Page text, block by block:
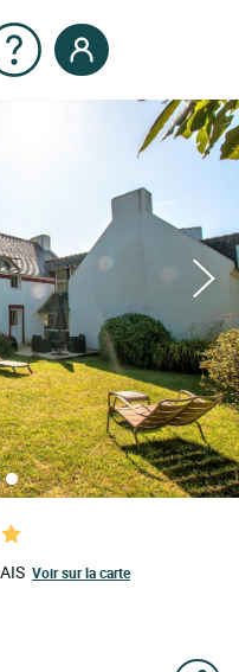
Voir sur la carte